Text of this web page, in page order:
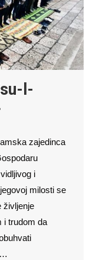
l-
zajedinca
i
milosti se
življenje
i trudom da